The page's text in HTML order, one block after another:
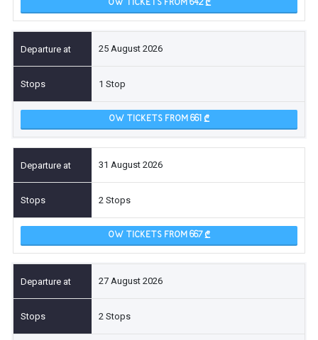
OW TICKETS FROM 642
25 August 2026
1 Stop
OW TICKETS FROM 661
31 August 2026
2 Stops
OW TICKETS FROM 667
27 August 2026
2 Stops